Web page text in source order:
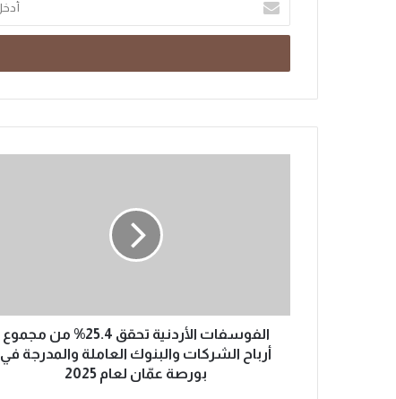
الفوسفات الأردنية تحقق 25.4% من مجموع
أرباح الشركات والبنوك العاملة والمدرجة في
بورصة عمّان لعام 2025